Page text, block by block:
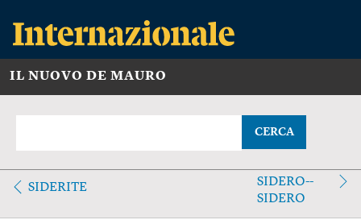
IL NUOVO DE MAURO
CERCA
SIDERITE
SIDERO--
SIDERO